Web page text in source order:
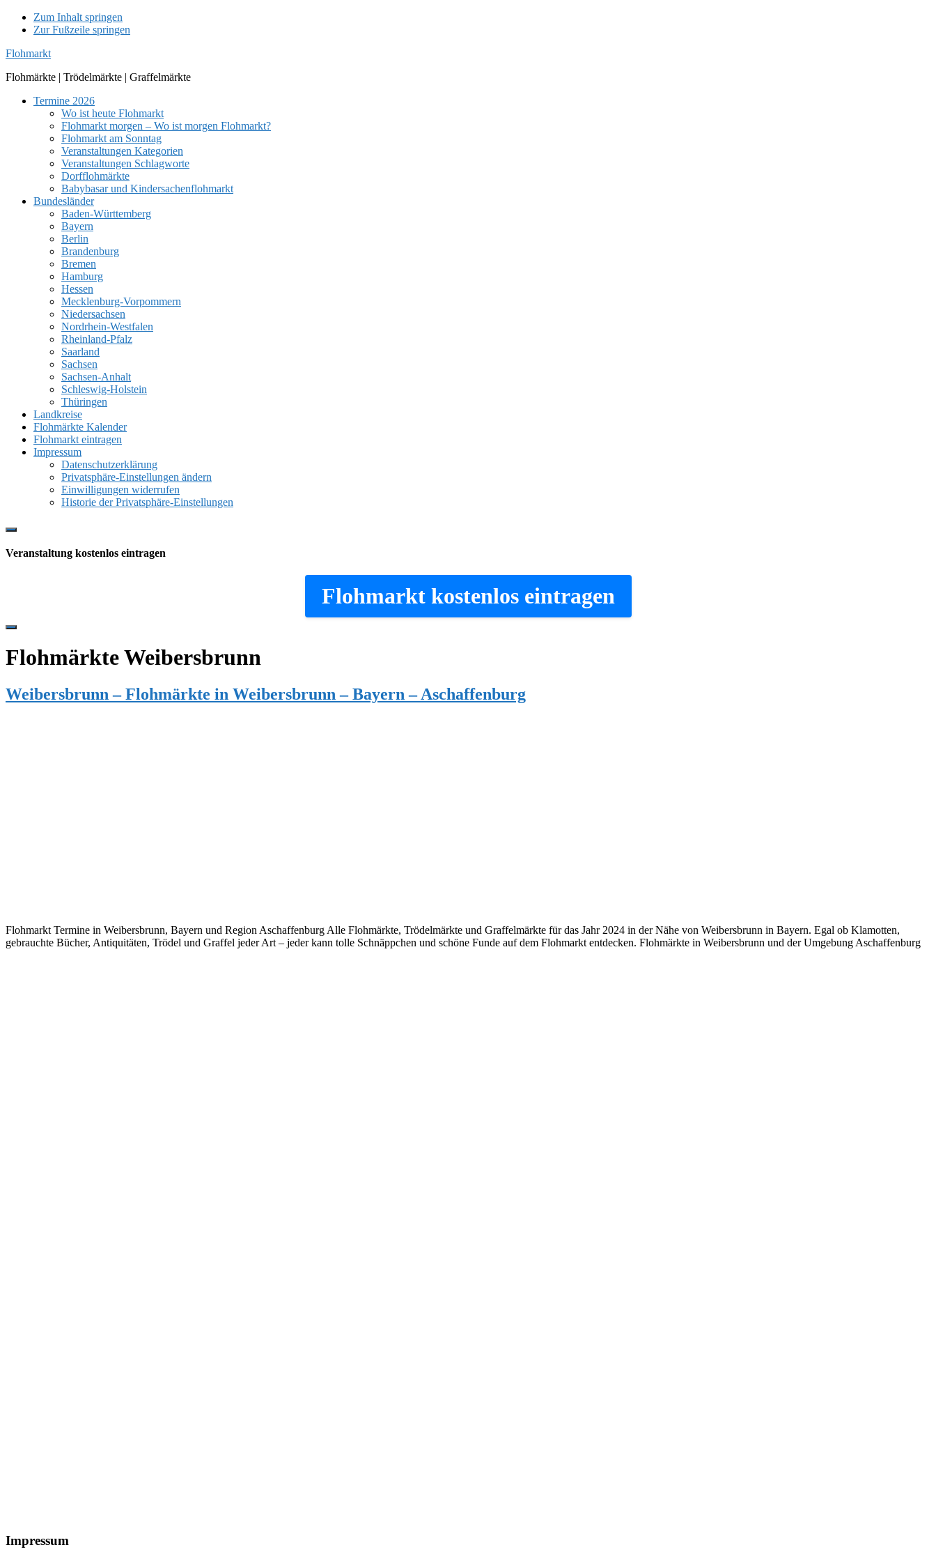
Zum Inhalt springen
Zur Fußzeile springen
Flohmarkt
Flohmärkte | Trödelmärkte | Graffelmärkte
Termine 2026
Wo ist heute Flohmarkt
Flohmarkt morgen – Wo ist morgen Flohmarkt?
Flohmarkt am Sonntag
Veranstaltungen Kategorien
Veranstaltungen Schlagworte
Dorfflohmärkte
Babybasar und Kindersachenflohmarkt
Bundesländer
Baden-Württemberg
Bayern
Berlin
Brandenburg
Bremen
Hamburg
Hessen
Mecklenburg-Vorpommern
Niedersachsen
Nordrhein-Westfalen
Rheinland-Pfalz
Saarland
Sachsen
Sachsen-Anhalt
Schleswig-Holstein
Thüringen
Landkreise
Flohmärkte Kalender
Flohmarkt eintragen
Impressum
Datenschutzerklärung
Privatsphäre-Einstellungen ändern
Einwilligungen widerrufen
Historie der Privatsphäre-Einstellungen
Show
Content
Veranstaltung kostenlos eintragen
Flohmarkt kostenlos eintragen
Hide
Content
Flohmärkte Weibersbrunn
Weibersbrunn – Flohmärkte in Weibersbrunn – Bayern – Aschaffenburg
Flohmarkt Termine in Weibersbrunn, Bayern und Region Aschaffenburg Alle Flohmärkte, Trödelmärkte und Graffelmärkte für das Jahr 2024 in der Nähe von Weibersbrunn in Bayern. Egal ob Klamotten,
gebrauchte Bücher, Antiquitäten, Trödel und Graffel jeder Art – jeder kann tolle Schnäppchen und schöne Funde auf dem Flohmarkt entdecken. Flohmärkte in Weibersbrunn und der Umgebung Aschaffenburg
Footer
Impressum